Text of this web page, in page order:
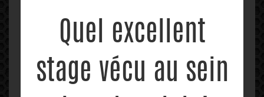
Quel excellent
stage vécu au sein